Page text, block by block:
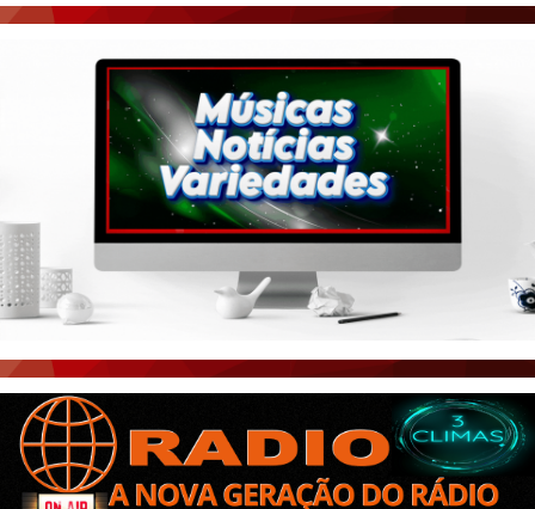
AGÊNCIA DE NOTÍCIAS
CNN BRASIL
PORTAL CEARÁ
ÚLTIMAS POSTAGENS
BOAS NOTÍCIAS...VIRAM MANCHETE!
CEARÁ BRASIL NOTÍCIAS
CEARÁ BRASIL MUNDO 1
BRASIL DE FATO